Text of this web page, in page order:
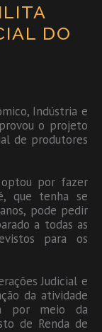
DO
Indústria e
o projeto
de produtores
por fazer
que tenha se
pode pedir
a todas as
para os
Judicial e
da atividade
por meio da
de Renda de